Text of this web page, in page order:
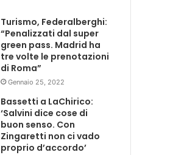
Turismo, Federalberghi:
“Penalizzati dal super
green pass. Madrid ha
tre volte le prenotazioni
di Roma”
Gennaio 25, 2022
Bassetti a LaChirico:
‘Salvini dice cose di
buon senso. Con
Zingaretti non ci vado
proprio d’accordo’